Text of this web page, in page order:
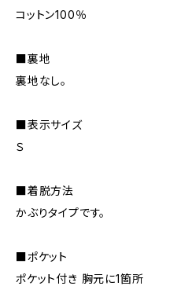
コットン100％
■裏地
裏地なし。
■表示サイズ
Ｓ
■着脱方法
かぶりタイプです。
■ポケット
ポケット付き 胸元に1箇所